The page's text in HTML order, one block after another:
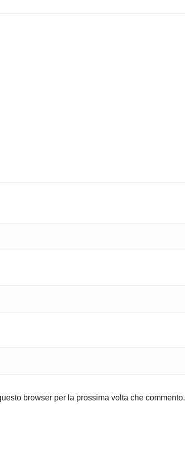
browser per la prossima volta che commento.